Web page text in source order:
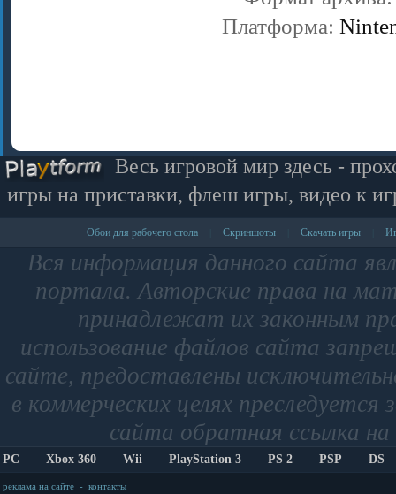
Платформа:
Весь игровой мир здесь -
игры на приставки, флеш игры, видео к
Обои для рабочего стола Скриншоты Скачать игры
Вся информация данного сайта
портала. Авторские права на
принадлежат их законным
использование файлов сайта
сайте, предоставлены
в коммерческих целях
сайта обратная ссылка
PC Xbox 360 Wii PlayStation 3 PS 2 PSP DS
реклама на сайте - контакты